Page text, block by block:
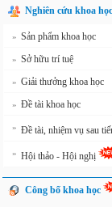
Nghiên cứu khoa học
» Sản phẩm khoa học
» Sở hữu trí tuệ
» Giải thưởng khoa học
» Đề tài khoa học
» Đề tài, nhiệm vụ sau
» Hội thảo - Hội nghị
Công bố khoa học